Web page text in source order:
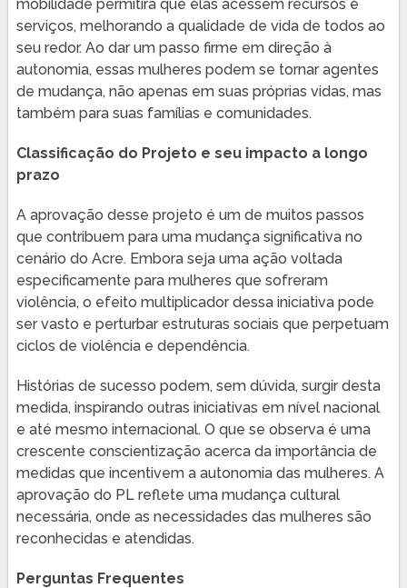
mobilidade permitirá que elas acessem recursos e
serviços, melhorando a qualidade de vida de todos ao
seu redor. Ao dar um passo firme em direção à
autonomia, essas mulheres podem se tornar agentes
de mudança, não apenas em suas próprias vidas, mas
também para suas famílias e comunidades.
Classificação do Projeto e seu impacto a longo
prazo
A aprovação desse projeto é um de muitos passos
que contribuem para uma mudança significativa no
cenário do Acre. Embora seja uma ação voltada
especificamente para mulheres que sofreram
violência, o efeito multiplicador dessa iniciativa pode
ser vasto e perturbar estruturas sociais que perpetuam
ciclos de violência e dependência.
Histórias de sucesso podem, sem dúvida, surgir desta
medida, inspirando outras iniciativas em nível nacional
e até mesmo internacional. O que se observa é uma
crescente conscientização acerca da importância de
medidas que incentivem a autonomia das mulheres. A
aprovação do PL reflete uma mudança cultural
necessária, onde as necessidades das mulheres são
reconhecidas e atendidas.
Perguntas Frequentes